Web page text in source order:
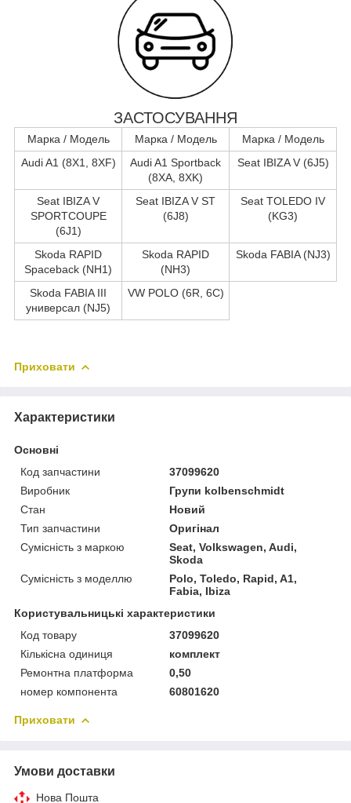
ЗАСТОСУВАННЯ
Марка / Модель Марка / Модель
Марка / Модель
Audi A1 (8X1, 8XF)
Audi A1 Sportback
(8XA, 8XK)
Seat IBIZA V (6J5)
Seat IBIZA V
SPORTCOUPE
(6J1)
Seat IBIZA V ST
(6J8)
Seat TOLEDO IV
(KG3)
Skoda RAPID
Spaceback (NH1)
Skoda RAPID
(NH3)
Skoda FABIA (NJ3)
Skoda FABIA III
универсал (NJ5)
VW POLO (6R, 6C)
Приховати
Характеристики
Основні
Код запчастини
37099620
Виробник
Групи kolbenschmidt
Стан
Новий
Тип запчастини
Оригінал
Сумісність з маркою
Seat, Volkswagen, Audi,
Skoda
Сумісність з моделлю
Polo, Toledo, Rapid, A1,
Fabia, Ibiza
Користувальницькі характеристики
Код товару
37099620
Кількісна одиниця
комплект
Ремонтна платформа
0,50
номер компонента
60801620
Приховати
Умови доставки
Нова Пошта